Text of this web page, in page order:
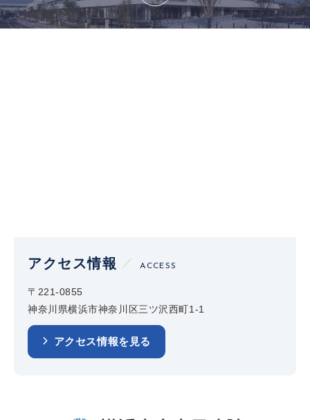
アクセス情報 ACCESS
〒221-0855
神奈川県横浜市神奈川区三ツ沢西町1-1
アクセス情報を見る